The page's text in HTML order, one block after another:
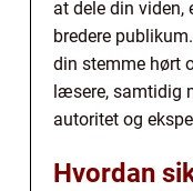
at dele din viden,
bredere
din stemme hørt
læsere, samtidig
autoritet og
Hvordan